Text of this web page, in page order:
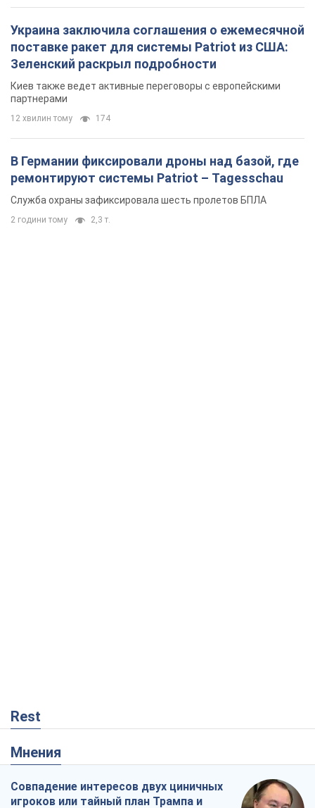
Украина заключила соглашения о ежемесячной
поставке ракет для системы Patriot из США:
Зеленский раскрыл подробности
Киев также ведет активные переговоры с европейскими
партнерами
12 хвилин тому 174
В Германии фиксировали дроны над базой, где
ремонтируют системы Patriot – Tagesschau
Служба охраны зафиксировала шесть пролетов БПЛА
2 години тому 2,3 т.
Rest
Мнения
Совпадение интересов двух циничных
игроков или тайный план Трампа и